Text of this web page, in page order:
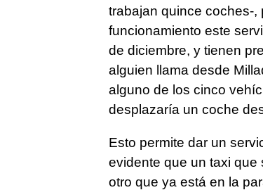
trabajan quince coches-,
funcionamiento este
de diciembre, y tienen
alguien llama desde
alguno de los cinco
desplazaría un coche
Esto permite dar un
evidente que un taxi que
otro que ya está en la